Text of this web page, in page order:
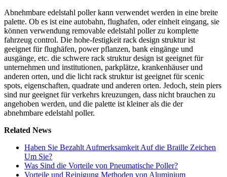
Abnehmbare edelstahl poller kann verwendet werden in eine breite
palette. Ob es ist eine autobahn, flughafen, oder einheit eingang, sie
können verwendung removable edelstahl poller zu komplette
fahrzeug control. Die hohe-festigkeit rack design struktur ist
geeignet für flughäfen, power pflanzen, bank eingänge und
ausgänge, etc. die schwere rack struktur design ist geeignet für
unternehmen und institutionen, parkplätze, krankenhäuser und
anderen orten, und die licht rack struktur ist geeignet für scenic
spots, eigenschaften, quadrate und anderen orten. Jedoch, stein piers
sind nur geeignet für verkehrs kreuzungen, dass nicht brauchen zu
angehoben werden, und die palette ist kleiner als die der
abnehmbare edelstahl poller.
Related News
Haben Sie Bezahlt Aufmerksamkeit Auf die Braille Zeichen
Um Sie?
Was Sind die Vorteile von Pneumatische Poller?
Vorteile und Reinigung Methoden von Aluminium